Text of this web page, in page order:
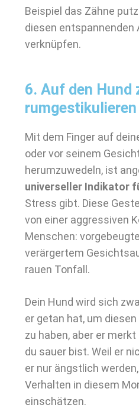
Beispiel das Zähne
diesen entspannenden
verknüpfen.
6. Auf den Hund
rumgestikulieren
Mit dem Finger auf
oder vor seinem
herumzuwedeln, ist
universeller Indikator
Stress gibt. Diese
von einer aggressiven
Menschen:
verärgertem
rauen Tonfall.
Dein Hund wird sich
er getan hat, um diesen
zu haben, aber er
du sauer bist. Weil er
er nur ängstlich
Verhalten in diesem
einschätzen.